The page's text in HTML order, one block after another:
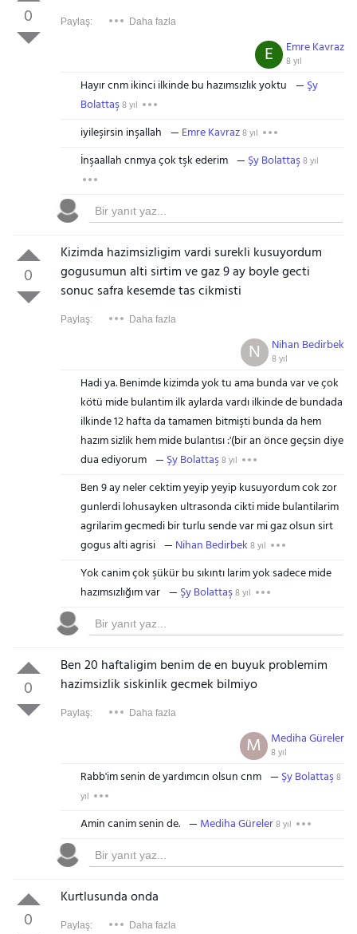
0 Paylaş: Daha fazla
Emre Kavraz
8 yıl
E
Hayır cnm ikinci ilkinde bu hazımsızlık yoktu
Şy
Bolattaş8 yıl
iyileşirsin inşallah Emre Kavraz8 yıl
İnşaallah cnmya çok tşk ederim Şy Bolattaş8 yıl
0
Kizimda hazimsizligim vardi surekli kusuyordum
gogusumun alti sirtim ve gaz 9 ay boyle gecti
sonuc safra kesemde tas cikmisti
Paylaş: Daha fazla
Nihan Bedirbek
8 yıl
N
Hadi ya. Benimde kizimda yok tu ama bunda var ve çok
kötü mide bulantim ilk aylarda vardı ilkinde de bundada
ilkinde 12 hafta da tamamen bitmişti bunda da hem
hazım sizlik hem mide bulantısı :'(bir an önce geçsin diye
dua ediyorum
Şy Bolattaş8 yıl
Ben 9 ay neler cektim yeyip yeyip kusuyordum cok zor
gunlerdi lohusayken ultrasonda cikti mide bulantilarim
agrilarim gecmedi bir turlu sende var mi gaz olsun sirt
gogus alti agrisi
Nihan Bedirbek 8 yıl
Yok canim çok şükür bu sıkıntı larim yok sadece mide
hazımsızlığım var
Şy Bolattaş8 yıl
0
Ben 20 haftaligim benim de en buyuk problemim
hazimsizlik siskinlik gecmek bilmiyo
Paylaş: Daha fazla
Mediha Güreler
8 yıl
M
Rabb'im senin de yardımcın olsun cnm Şy Bolattaş8
yıl
Amin canim senin de. Mediha Güreler8 yıl
0
Kurtlusunda onda
Paylaş: Daha fazla